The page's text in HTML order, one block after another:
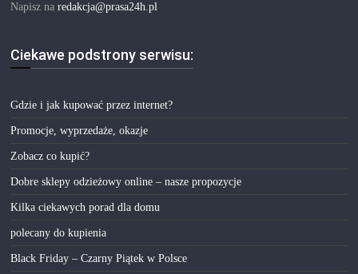
Napisz naredakcja@prasa24h.pl
Ciekawe podstrony serwisu:
Gdzie i jak kupować przez internet?
Promocje, wyprzedaże, okazje
Zobacz co kupić?
Dobre sklepy odzieżowy online – nasze propozycje
Kilka ciekawych porad dla domu
polecany do kupienia
Black Friday – Czarny Piątek w Polsce